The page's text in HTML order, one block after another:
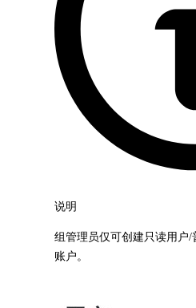
说明
组管理员仅可创建只读用户
账户。